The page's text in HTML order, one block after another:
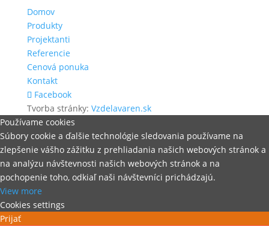
Domov
Produkty
Projektanti
Referencie
Cenová ponuka
Kontakt
Facebook
Tvorba stránky: Vzdelavaren.sk
Používame cookies
Súbory cookie a ďalšie technológie sledovania používame na
zlepšenie vášho zážitku z prehliadania našich webových stránok a
na analýzu návštevnosti našich webových stránok a na
pochopenie toho, odkiaľ naši návštevníci prichádzajú.
View more
Cookies settings
Prijať